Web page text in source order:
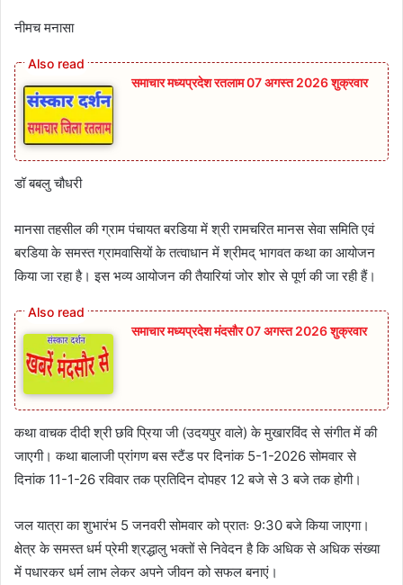
नीमच मनासा
समाचार मध्यप्रदेश रतलाम 07 अगस्त 2026 शुक्रवार
डॉ बबलु चौधरी
मानसा तहसील की ग्राम पंचायत बरडिया में श्री रामचरित मानस सेवा समिति एवं
बरडिया के समस्त ग्रामवासियों के तत्वाधान में श्रीमद् भागवत कथा का आयोजन
किया जा रहा है। इस भव्य आयोजन की तैयारियां जोर शोर से पूर्ण की जा रही हैं।
समाचार मध्यप्रदेश मंदसौर 07 अगस्त 2026 शुक्रवार
कथा वाचक दीदी श्री छवि प्रिया जी (उदयपुर वाले) के मुखारविंद से संगीत में की
जाएगी। कथा बालाजी प्रांगण बस स्टैंड पर दिनांक 5-1-2026 सोमवार से
दिनांक 11-1-26 रविवार तक प्रतिदिन दोपहर 12 बजे से 3 बजे तक होगी।
जल यात्रा का शुभारंभ 5 जनवरी सोमवार को प्रातः 9:30 बजे किया जाएगा।
क्षेत्र के समस्त धर्म प्रेमी श्रद्धालु भक्तों से निवेदन है कि अधिक से अधिक संख्या
में पधारकर धर्म लाभ लेकर अपने जीवन को सफल बनाएं।